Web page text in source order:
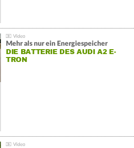
Mehr als nur ein Energiespeicher
DIE BATTERIE DES AUDI A2 E-
TRON